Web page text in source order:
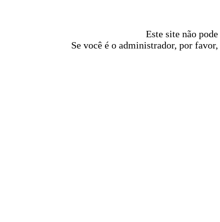
Este site não
Se você é o administrador, por